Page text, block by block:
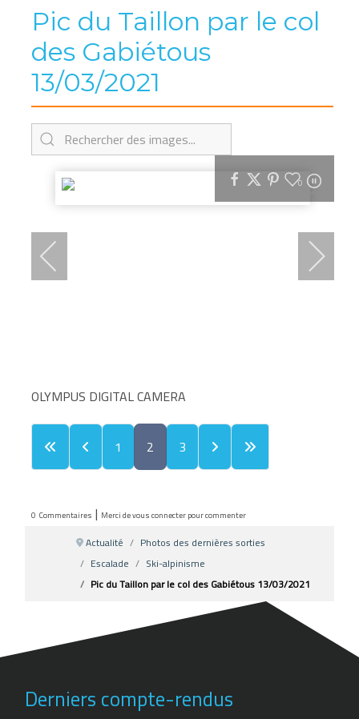
Pic du Taillon par le col
des Gabiétous
13/03/2021
0
OLYMPUS DIGITAL CAMERA
1 2 3
0 Commentaires | Merci de vous connecter pour commenter
Actualité
Photos des dernières sorties
Escalade
Ski-alpinisme
Pic du Taillon par le col des Gabiétous 13/03/2021
Derniers compte-rendus